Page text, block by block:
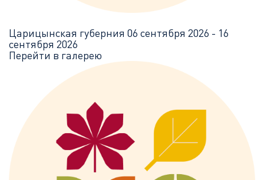
Царицынская губерния 06 сентября 2026 - 16
сентября 2026
Перейти в галерею